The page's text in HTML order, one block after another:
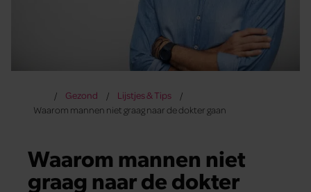
Gezond
Lijstjes & Tips
Waarom mannen niet graag naar de dokter gaan
Waarom mannen niet
graag naar de dokter